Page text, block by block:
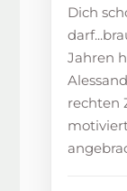
Dich
Jahren
rechten